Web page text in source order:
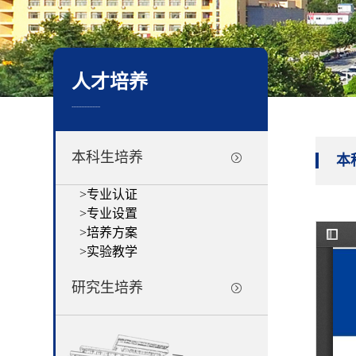
人才培养
..................
本科生培养
>专业认证
>专业设置
>培养方案
>实验教学
研究生培养
本